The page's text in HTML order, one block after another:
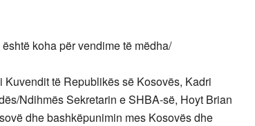
koha për vendime të mëdha/
të Republikës së Kosovës, Kadri
Ndihmës Sekretarin e SHBA-së, Hoyt Brian
dhe bashkëpunimin mes Kosovës dhe